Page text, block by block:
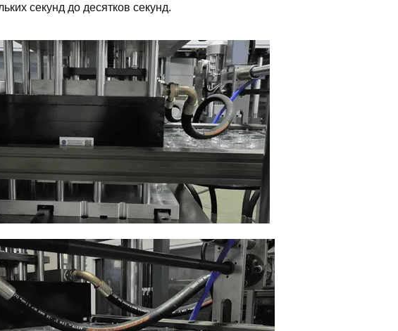
секунд до десятков секунд.